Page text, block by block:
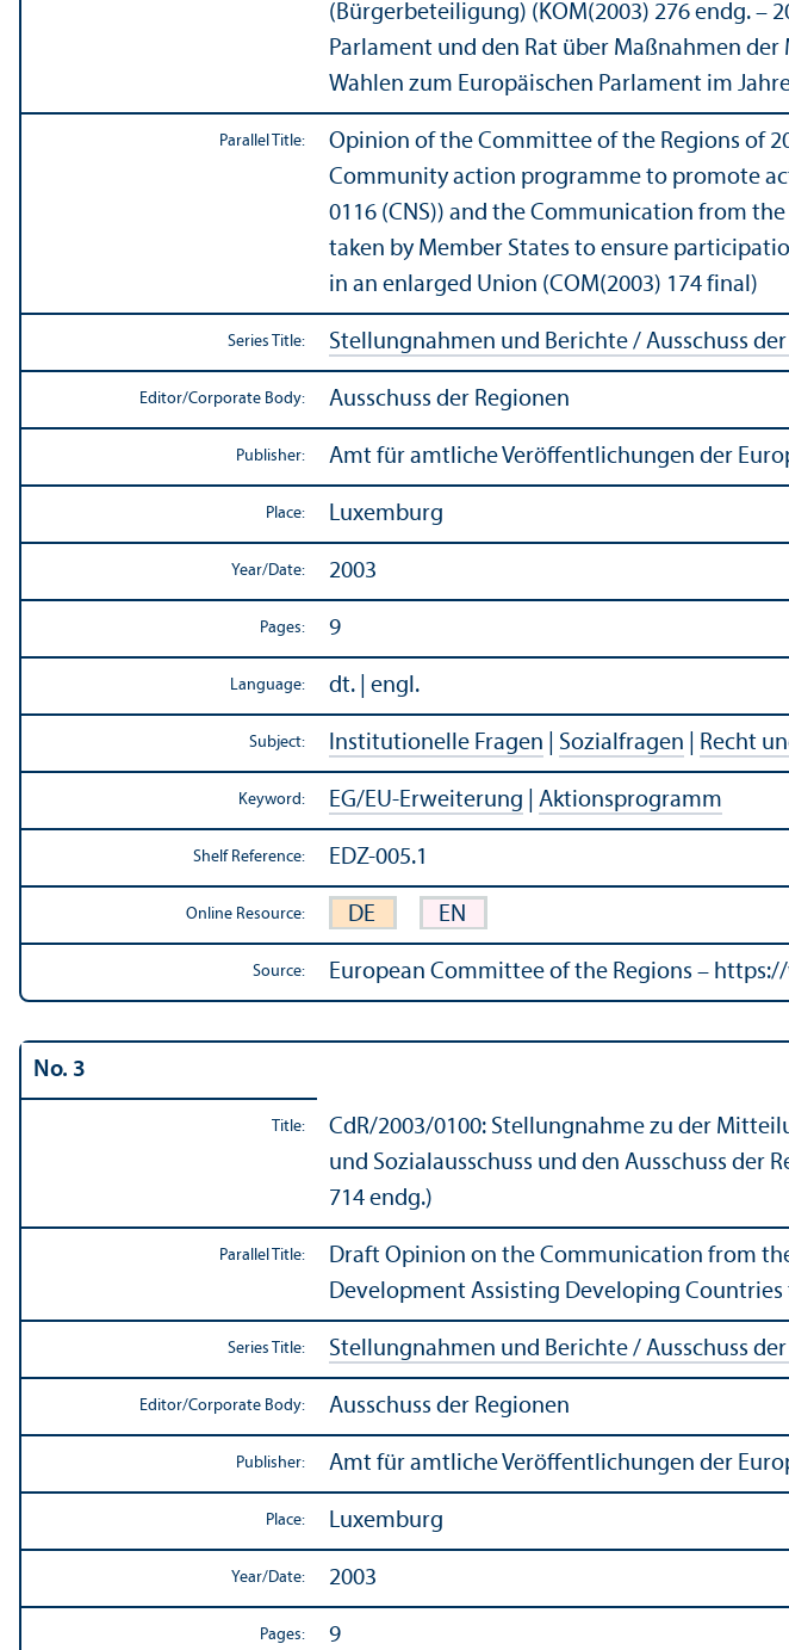
(Bürgerbeteiligung) (KOM(2003) 276 endg. –
Parlament und den Rat über Maßnahmen
Wahlen zum Europäischen Parlament im
Parallel Title:
Opinion of the Committee of the Regions of
Community action programme to promote
0116 (CNS)) and the Communication from
taken by Member States to ensure
in an enlarged Union (COM(2003) 174 final)
Series Title: Stellungnahmen und Berichte / Ausschuss
Editor/Corporate Body: Ausschuss der Regionen
Publisher: Amt für amtliche Veröffentlichungen der
Place: Luxemburg
Year/Date: 2003
Pages: 9
Language: dt. | engl.
Subject: Institutionelle Fragen Sozialfragen Recht
Keyword: EG/EU-Erweiterung Aktionsprogramm
Shelf Reference: EDZ-005.1
Online Resource: DE EN
Source: European Committee of the Regions –
No. 3
Title: CdR/2003/0100: Stellungnahme zu der
und Sozialausschuss und den Ausschuss
714 endg.)
Parallel Title:
Draft Opinion on the Communication from
Development Assisting Developing
Series Title: Stellungnahmen und Berichte / Ausschuss
Editor/Corporate Body: Ausschuss der Regionen
Publisher: Amt für amtliche Veröffentlichungen der
Place: Luxemburg
Year/Date: 2003
Pages: 9